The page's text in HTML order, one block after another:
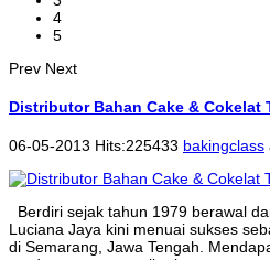
4
5
Prev Next
Distributor Bahan Cake & Cokelat
06-05-2013 Hits:225433 bakingclass
Berdiri sejak tahun 1979 berawal
Luciana Jaya kini menuai sukses
di Semarang, Jawa Tengah.